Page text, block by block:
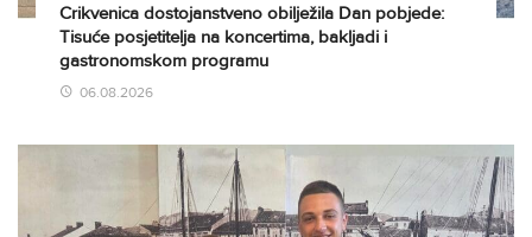
Crikvenica dostojanstveno obilježila Dan pobjede:
Tisuće posjetitelja na koncertima, bakljadi i
gastronomskom programu
06.08.2026